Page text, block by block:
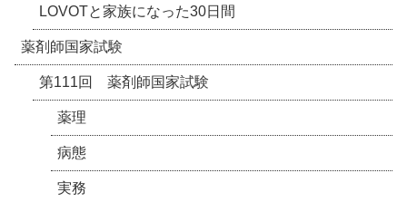
LOVOTと家族になった30日間
薬剤師国家試験
第111回 薬剤師国家試験
薬理
病態
実務